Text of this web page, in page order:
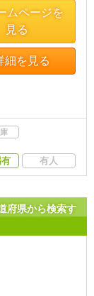
ムページを
見る
細を見る
有人
府県から検索す